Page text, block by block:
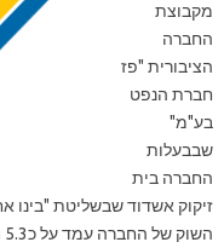
מקבוצת
החברה
הציבורית "פז
חברת הנפט
בע"מ"
שבבעלות
החברה בית